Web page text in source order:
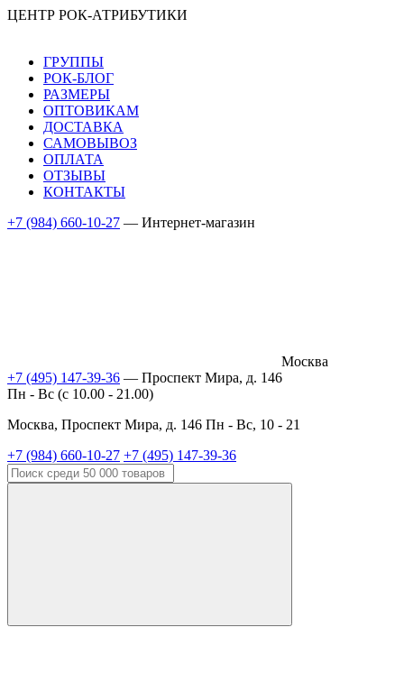
ЦЕНТР РОК-АТРИБУТИКИ
ГРУППЫ
РОК-БЛОГ
РАЗМЕРЫ
ОПТОВИКАМ
ДОСТАВКА
САМОВЫВОЗ
ОПЛАТА
ОТЗЫВЫ
КОНТАКТЫ
+7 (984) 660-10-27 — Интернет-магазин
Москва
+7 (495) 147-39-36 — Проспект Мира, д. 146
Пн - Вс (c 10.00 - 21.00)
Москва, Проспект Мира, д. 146 Пн - Вс, 10 - 21
+7 (984) 660-10-27 +7 (495) 147-39-36